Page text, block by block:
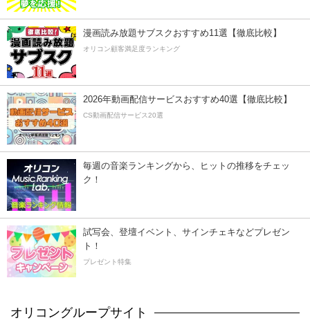
漫画読み放題サブスクおすすめ11選【徹底比較】
オリコン顧客満足度ランキング
2026年動画配信サービスおすすめ40選【徹底比較】
CS動画配信サービス20選
毎週の音楽ランキングから、ヒットの推移をチェッ
ク！
試写会、登壇イベント、サインチェキなどプレゼン
ト！
プレゼント特集
オリコングループサイト